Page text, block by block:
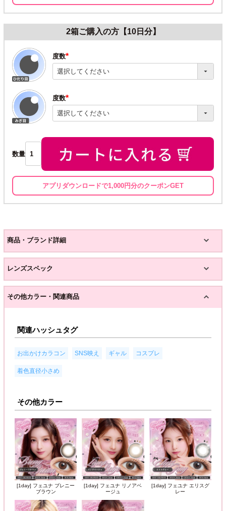
2箱ご購入の方【10日分】
度数
(必
須)
度数
(必
須)
数量
アプリダウンロードで1,000円分のクーポンGET
商品・ブランド詳細
レンズスペック
その他カラー・関連商品
関連ハッシュタグ
お出かけカラコン SNS映え ギャル コスプレ
着色直径小さめ
その他カラー
[1day] フェユナ ブレニー
ブラウン
[1day] フェユナ リノアベ
ージュ
[1day] フェユナ エリスグ
レー